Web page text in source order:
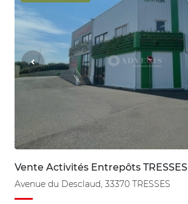
Vente Activités Entrepôts TRESSES
Avenue du Desclaud, 33370 TRESSES